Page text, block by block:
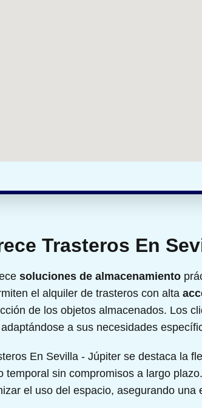
Trasteros En
soluciones de almacenamiento
el alquiler de trasteros con alta
de los objetos almacenados. Los
a sus necesidades
En Sevilla - Júpiter se destaca la
temporal sin compromisos a largo
el uso del espacio, asegurando una